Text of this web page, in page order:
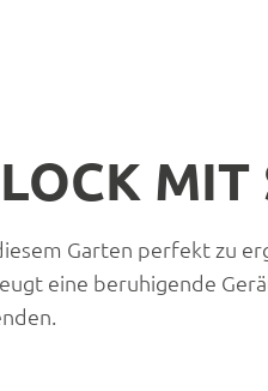
MIT
Garten perfekt zu
eine beruhigende